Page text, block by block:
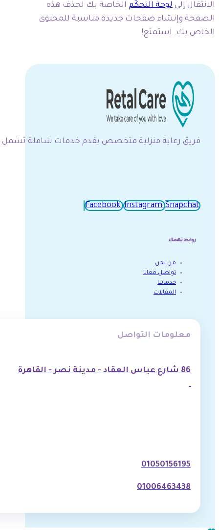
الانتقال إلى لوحة التحكّم الخاصة بك لحذف هذه
الصفحة وإنشاء صفحات جديدة مناسبة للمحتوى
الخاص بك. استمتع!
فريق رعاية منزلية متخصص يقدم خدمات شاملة تشمل
Facebook Instagram Snapchat
روابط تهمك
من نحن
تواصل معانا
خدماتنا
المقالات
معلومات التواصل
86 شارع عباس العقاد - مدينة نصر - القاهرة
01050156195
01006463438